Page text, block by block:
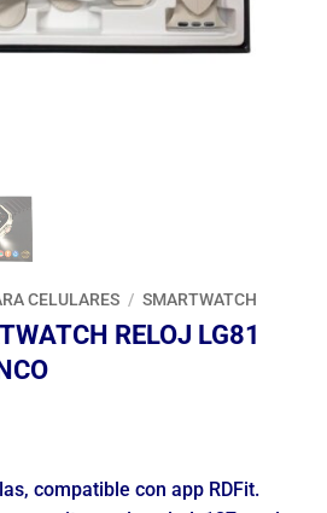
CELULARES / SMARTWATCH
RELOJ LG81
compatible con app RDFit.